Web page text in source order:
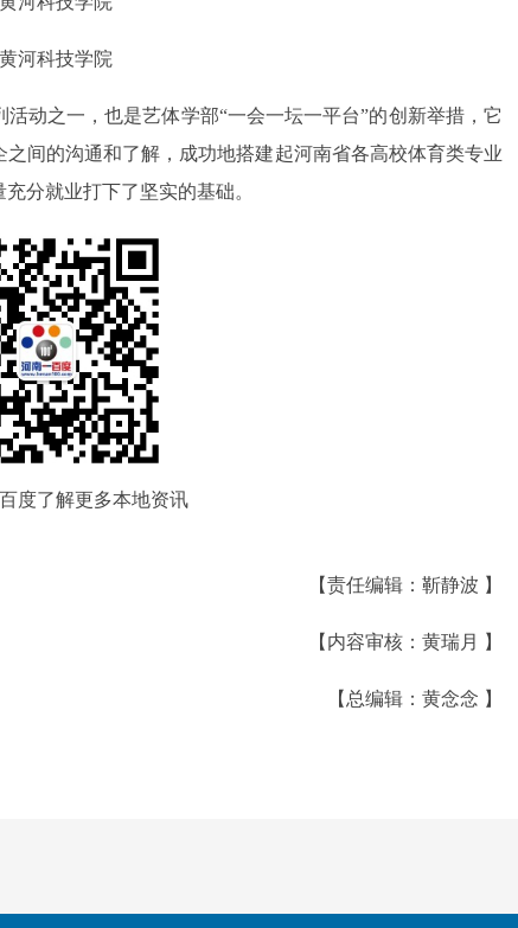
动之一，也是艺体学部“一会一坛一平台”的创新举措，它
间的沟通和了解，成功地搭建起河南省各高校体育类专业
分就业打下了坚实的基础。
度了解更多本地资讯
【责任编辑：靳静波 】
【内容审核：黄瑞月 】
【总编辑：黄念念 】